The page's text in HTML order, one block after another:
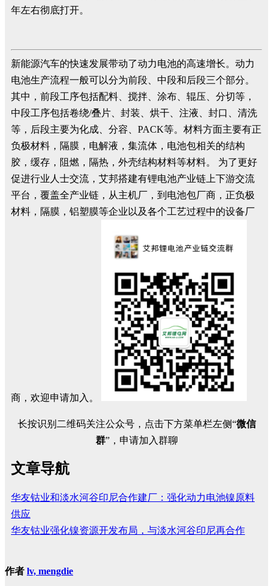
年左右彻底打开。
新能源汽车的快速发展带动了动力电池的高速增长。动力
电池生产流程一般可以分为前段、中段和后段三个部分。
其中，前段工序包括配料、搅拌、涂布、辊压、分切等，
中段工序包括卷绕/叠片、封装、烘干、注液、封口、清洗
等，后段主要为化成、分容、PACK等。材料方面主要有正
负极材料，隔膜，电解液，集流体，电池包相关的结构
胶，缓存，阻燃，隔热，外壳结构材料等材料。 为了更好
促进行业人士交流，艾邦搭建有锂电池产业链上下游交流
平台，覆盖全产业链，从主机厂，到电池包厂商，正负极
材料，隔膜，铝塑膜等企业以及各个工艺过程中的设备厂
商，欢迎申请加入。
长按识别二维码关注公众号，点击下方菜单栏左侧“微信
群”，申请加入群聊
文章导航
华友钴业和淡水河谷印尼合作建厂：强化动力电池镍原料
供应
华友钴业强化镍资源开发布局，与淡水河谷印尼再合作
作者 lv, mengdie